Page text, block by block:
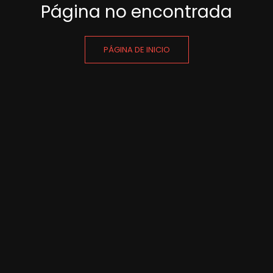
Página no encontrada
PÁGINA DE INICIO